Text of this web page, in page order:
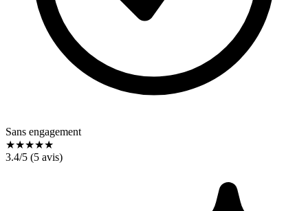
Sans engagement
★★★★★
3.4/5 (5 avis)